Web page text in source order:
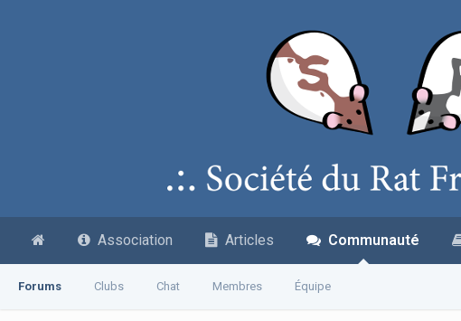
Association Articles Communauté
Forums Clubs Chat Membres Équipe